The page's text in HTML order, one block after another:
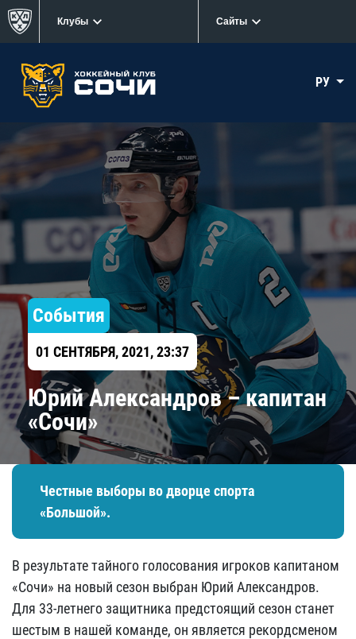
Клубы Сайты
РУ
События
01 СЕНТЯБРЯ, 2021, 23:37
Юрий Александров – капитан
«Сочи»
Честные выборы во дворце спорта
«Большой».
В результате тайного голосования игроков капитаном
«Сочи» на новый сезон выбран Юрий Александров.
Для 33-летнего защитника предстоящий сезон станет
шестым в нашей команде, он является рекордсменом